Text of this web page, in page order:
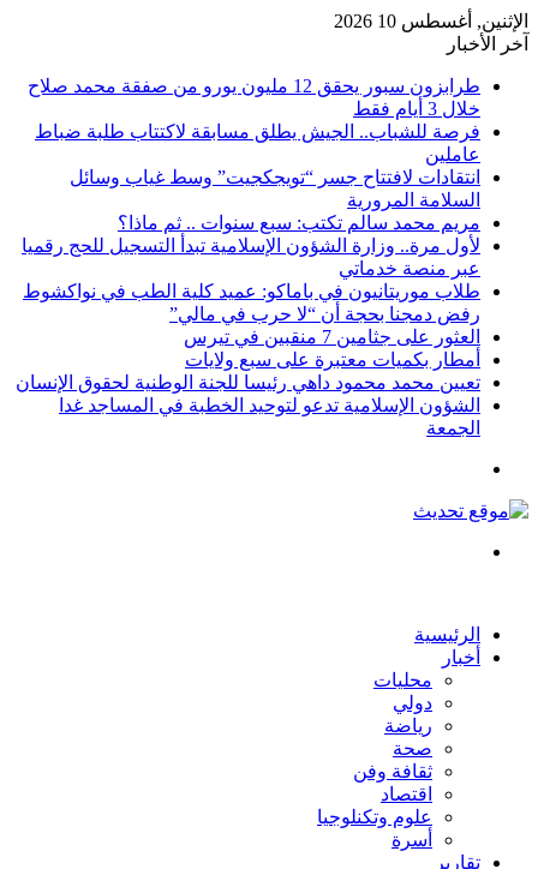
الإثنين, أغسطس 10 2026
آخر الأخبار
طرابزون سبور يحقق 12 مليون يورو من صفقة محمد صلاح
خلال 3 أيام فقط
فرصة للشباب.. الجيش يطلق مسابقة لاكتتاب طلبة ضباط
عاملين
انتقادات لافتتاح جسر “تويجكجيت” وسط غياب وسائل
السلامة المرورية
مريم محمد سالم تكتب: سبع سنوات .. ثم ماذا؟
لأول مرة.. وزارة الشؤون الإسلامية تبدأ التسجيل للحج رقميا
عبر منصة خدماتي
طلاب موريتانيون في باماكو: عميد كلية الطب في نواكشوط
رفض دمجنا بحجة أن “لا حرب في مالي”
العثور على جثامين 7 منقبين في تيرس
أمطار بكميات معتبرة على سبع ولايات
تعيين محمد محمود داهي رئيسا للجنة الوطنية لحقوق الإنسان
الشؤون الإسلامية تدعو لتوحيد الخطبة في المساجد غدا
الجمعة
الرئيسية
أخبار
محليات
دولي
رياضة
صحة
ثقافة وفن
اقتصاد
علوم وتكنلوجيا
أسرة
تقارير